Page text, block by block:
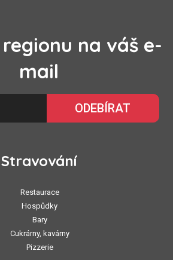
na váš e-
mail
ODEBÍRAT
Stravování
Restaurace
Hospůdky
Bary
Cukrárny, kavárny
Pizzerie